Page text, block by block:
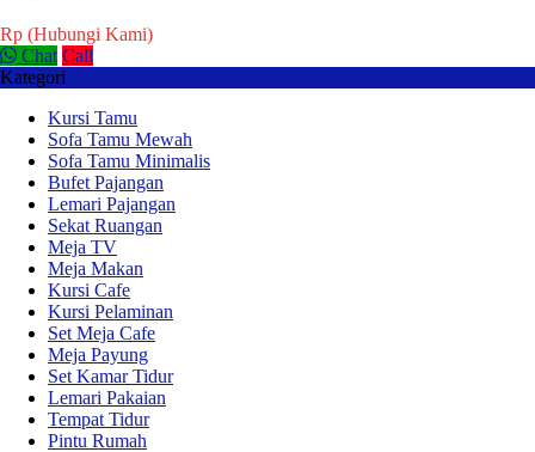
Rp (Hubungi Kami)
Chat Call
Kategori
Kursi Tamu
Sofa Tamu Mewah
Sofa Tamu Minimalis
Bufet Pajangan
Lemari Pajangan
Sekat Ruangan
Meja TV
Meja Makan
Kursi Cafe
Kursi Pelaminan
Set Meja Cafe
Meja Payung
Set Kamar Tidur
Lemari Pakaian
Tempat Tidur
Pintu Rumah